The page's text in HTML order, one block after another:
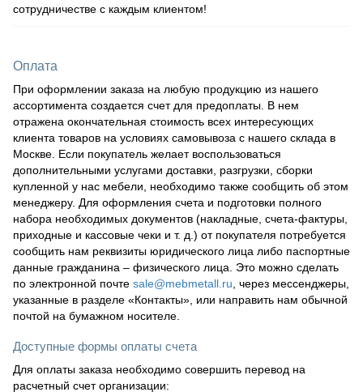
сотрудничестве с каждым клиентом!
Оплата
При оформлении заказа на любую продукцию из нашего
ассортимента создается счет для предоплаты. В нем
отражена окончательная стоимость всех интересующих
клиента товаров на условиях самовывоза с нашего склада в
Москве. Если покупатель желает воспользоваться
дополнительными услугами доставки, разгрузки, сборки
купленной у нас мебели, необходимо также сообщить об этом
менеджеру. Для оформления счета и подготовки полного
набора необходимых документов (накладные, счета-фактуры,
приходные и кассовые чеки и т. д.) от покупателя потребуется
сообщить нам реквизиты юридического лица либо паспортные
данные гражданина – физического лица. Это можно сделать
по электронной почте sale@mebmetall.ru , через мессенджеры,
указанные в разделе «Контакты», или направить нам обычной
почтой на бумажном носителе.
Доступные формы оплаты счета
Для оплаты заказа необходимо совершить перевод на
расчетный счет организации: